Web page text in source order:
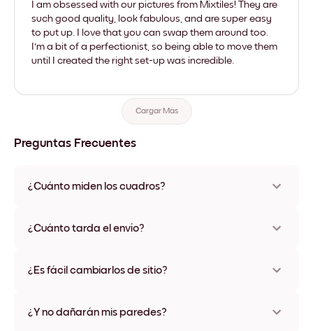
I am obsessed with our pictures from Mixtiles! They are
such good quality, look fabulous, and are super easy
to put up. I love that you can swap them around too.
I'm a bit of a perfectionist, so being able to move them
until I created the right set-up was incredible.
Cargar Más
Preguntas Frecuentes
¿Cuánto miden los cuadros?
varios materiales y colores de marco, incluidas opciones sin
¿Cuánto tarda el envío?
disponibles en algunos países. Te enviaremos un número de
¿Es fácil cambiarlos de sitio?
ningún daño
¿Y no dañarán mis paredes?